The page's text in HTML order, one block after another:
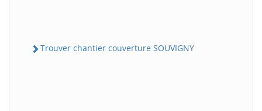
Trouver chantier couverture SOUVIGNY